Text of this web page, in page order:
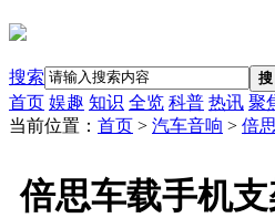
搜索
首页 娱趣 知识 全览 科普 热讯 聚
当前位置： 首页 > 汽车音响 > 倍
倍思车载手机